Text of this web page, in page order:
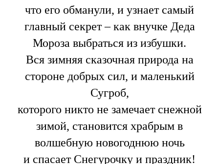
что его обманули, и узнает самый
главный секрет – как внучке Деда
Мороза выбраться из избушки.
Вся зимняя сказочная природа на
стороне добрых сил, и маленький
Сугроб,
которого никто не замечает снежной
зимой, становится храбрым в
волшебную новогоднюю ночь
и спасает Снегурочку и праздник!